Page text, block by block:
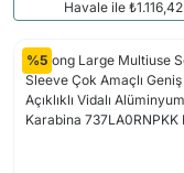
Havale ile ₺1.116,42
%5